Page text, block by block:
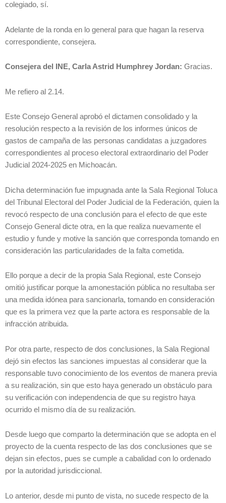
colegiado, sí.
Adelante de la ronda en lo general para que hagan la reserva
correspondiente, consejera.
Consejera del INE, Carla Astrid Humphrey Jordan: Gracias.
Me refiero al 2.14.
Este Consejo General aprobó el dictamen consolidado y la
resolución respecto a la revisión de los informes únicos de
gastos de campaña de las personas candidatas a juzgadores
correspondientes al proceso electoral extraordinario del Poder
Judicial 2024-2025 en Michoacán.
Dicha determinación fue impugnada ante la Sala Regional Toluca
del Tribunal Electoral del Poder Judicial de la Federación, quien la
revocó respecto de una conclusión para el efecto de que este
Consejo General dicte otra, en la que realiza nuevamente el
estudio y funde y motive la sanción que corresponda tomando en
consideración las particularidades de la falta cometida.
Ello porque a decir de la propia Sala Regional, este Consejo
omitió justificar porque la amonestación pública no resultaba ser
una medida idónea para sancionarla, tomando en consideración
que es la primera vez que la parte actora es responsable de la
infracción atribuida.
Por otra parte, respecto de dos conclusiones, la Sala Regional
dejó sin efectos las sanciones impuestas al considerar que la
responsable tuvo conocimiento de los eventos de manera previa
a su realización, sin que esto haya generado un obstáculo para
su verificación con independencia de que su registro haya
ocurrido el mismo día de su realización.
Desde luego que comparto la determinación que se adopta en el
proyecto de la cuenta respecto de las dos conclusiones que se
dejan sin efectos, pues se cumple a cabalidad con lo ordenado
por la autoridad jurisdiccional.
Lo anterior, desde mi punto de vista, no sucede respecto de la